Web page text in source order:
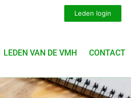
Leden login
LEDEN VAN DE VMH CONTACT